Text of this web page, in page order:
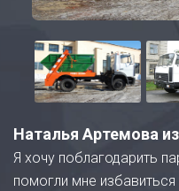
Наталья Артемова
Я хочу поблагодарить
помогли мне